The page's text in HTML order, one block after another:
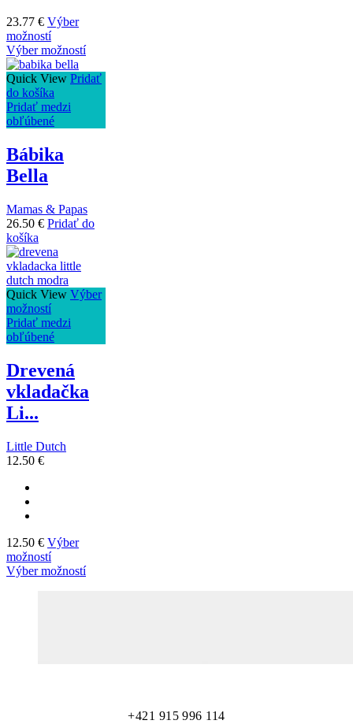
23.77 € Výber
možností
Výber možností
Quick View Pridať
do košíka
Pridať medzi
obľúbené
Bábika
Bella
Mamas & Papas
26.50 € Pridať do
košíka
Quick View Výber
možností
Pridať medzi
obľúbené
Drevená
vkladačka
Li...
Little Dutch
12.50 €
12.50 € Výber
možností
Výber možností
+421 915 996 114